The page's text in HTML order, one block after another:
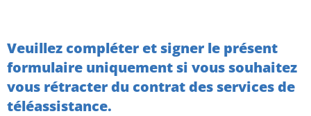
Veuillez compléter et signer le présent
formulaire uniquement si vous souhaitez
vous rétracter du contrat des services de
téléassistance.